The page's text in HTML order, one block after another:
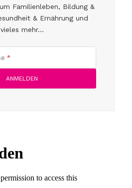
Familienleben, Bildung &
& Ernährung und
vieles mehr...